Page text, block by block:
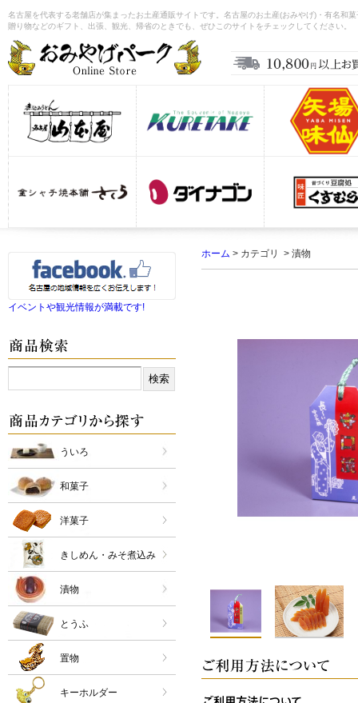
名古屋を代表する老舗店が集まったお土産通販サイトです。名古屋のお土産(おみやげ)・有名
贈り物などのギフト、出張、観光、帰省のときでも、ぜひこのサイトをチェックしてください。
ホーム > カテゴリ > 漬物
イベントや観光情報が満載です!
ういろ
和菓子
洋菓子
きしめん・みそ煮込み
漬物
とうふ
置物
キーホルダー